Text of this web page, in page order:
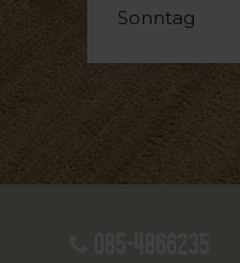
Sonntag